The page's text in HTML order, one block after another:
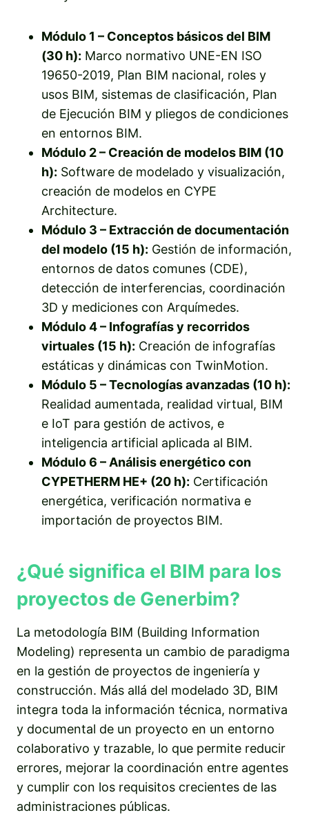
Módulo 1 – Conceptos básicos del BIM
(30 h): Marco normativo UNE-EN ISO
19650-2019, Plan BIM nacional, roles y
usos BIM, sistemas de clasificación, Plan
de Ejecución BIM y pliegos de condiciones
en entornos BIM.
Módulo 2 – Creación de modelos BIM (10
h): Software de modelado y visualización,
creación de modelos en CYPE
Architecture.
Módulo 3 – Extracción de documentación
del modelo (15 h): Gestión de información,
entornos de datos comunes (CDE),
detección de interferencias, coordinación
3D y mediciones con Arquímedes.
Módulo 4 – Infografías y recorridos
virtuales (15 h): Creación de infografías
estáticas y dinámicas con TwinMotion.
Módulo 5 – Tecnologías avanzadas (10 h):
Realidad aumentada, realidad virtual, BIM
e IoT para gestión de activos, e
inteligencia artificial aplicada al BIM.
Módulo 6 – Análisis energético con
CYPETHERM HE+ (20 h): Certificación
energética, verificación normativa e
importación de proyectos BIM.
¿Qué significa el BIM para los
proyectos de Generbim?
La metodología BIM (Building Information
Modeling) representa un cambio de paradigma
en la gestión de proyectos de ingeniería y
construcción. Más allá del modelado 3D, BIM
integra toda la información técnica, normativa
y documental de un proyecto en un entorno
colaborativo y trazable, lo que permite reducir
errores, mejorar la coordinación entre agentes
y cumplir con los requisitos crecientes de las
administraciones públicas.